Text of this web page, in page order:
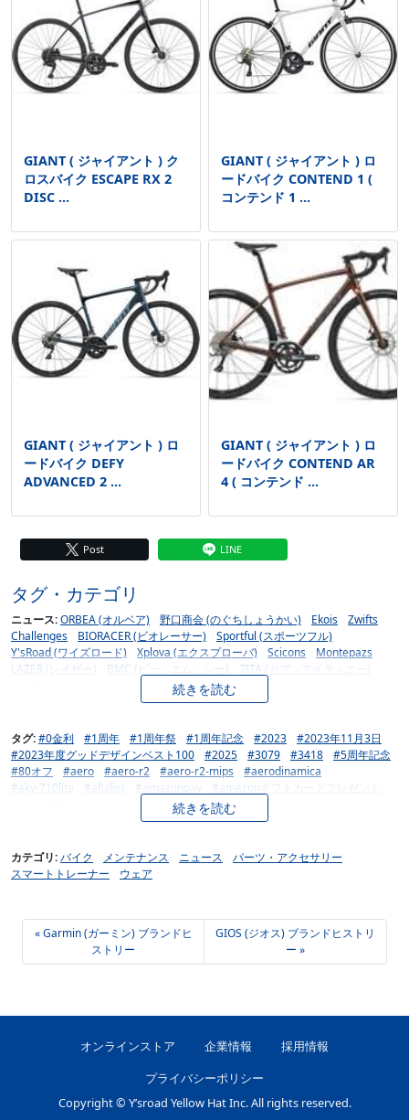
GIANT ( ジャイアント ) ク
ロスバイク ESCAPE RX 2
DISC ...
GIANT ( ジャイアント ) ロ
ードバイク CONTEND 1 (
コンテンド 1 ...
GIANT ( ジャイアント ) ロ
ードバイク DEFY
ADVANCED 2 ...
GIANT ( ジャイアント ) ロ
ードバイク CONTEND AR
4 ( コンテンド ...
Post LINE
タグ・カテゴリ
続きを読む
ニュース:ORBEA (オルベア) 野口商会 (のぐちしょうかい) Ekois
Zwifts
Challenges
BIORACER (ビオレーサー)
Sportful (スポーツフル)
Y'sRoad (ワイズロード)
Xplova (エクスプローバ) Scicons
Montepazs
LAZER (レイザー)
BMC (ビー・エム・シー)
7ITA (セブンアイティエー)
ARAYA (アラヤ)
atran velo (アトラン ヴェロ)
BELL (ベル) BESV (ベスビー)
Bianchi (ビアンキ)
BL (バイシクルライン)
Blackburn (ブラックバーン)
Bontrager (ボントレガー)
BOOST Series (ブースト シリーズ)
BOTTECCHIA (ボッテキア)
Brompton (ブロンプトン)
BRUNO (ブルーノ)
busch + muller (ブッシュ＆ミューラー)
Camelbak(キャメルバック)
Campagnolo (カンパニョーロ)
Cannondale (キャノンデール)
CARBONDRY JAPAN (カーボンドライジャパン)
CARRERA (カレラ)
cervelo (サーヴェロ)
cinelli (チネリ)
CIPOLLINI (チポッリーニ)
COLNAGO (コルナゴ)
Continental (コンチネンタル)
corratec (コラテック)
CRAFT (クラフト)
crankbrothers (クランクブラザーズ)
deuter (ドイター)
DMT (ディーエムティー)
DOTOUT (ドットアウト)
ELITE (エリート)
ERGON (エルゴン) FELT (フェルト)
fi'zi:k (フィジーク)
FINISHLINE (フィニッシュライン)
FOCUS (フォーカス)
FUJI (フジ)
FULCRUM (フルクラム)
GAERNE (ガエルネ)
Garmin (ガーミン)
Hutchinson Cycling Dept. (ハッチンソン サイクリング デプト)
Kabuto (カブト)
KAPELMUUR (カペルミュール)
KASK (カスク)
LAPIERRE (ラピエール)
le coq sportif (ルコックスポルティフ)
LEZYNE (リザイン)
Lightweight (ライトウェイト)
続きを読む
タグ:#0金利 #1周年 #1周年祭 #1周年記念 #2023
#2023年11月3日
#2023年度グッドデザインベスト100
#2025 #3079 #3418
#5周年記念
#80オフ
#aero #aero-r2 #aero-r2-mips
#aerodinamica
#aky-710lite
#altalist #amazonpay
#amazonギフトカードプレゼント
#antares-carbon-road-cockpit
#banana-works #bell
#bmx
#bora #bora-ultra #breath-thermo #bridgestone
#brompton
#c68
#c68-gravel #c68allroad
#chrome
#cipollini #colnago #colnagojapan #cooling
#corratec
#cosmic
#crossbike
#cycle-mode-ride-osaka-2024
#cycle-mode-tokyo-2024
#dura-ace
#evvai
#fa1 #fa1-narrow #fa2 #falux
#farna-disc-tiagra-e
#h-498
#h4 #heatstroke #hiro #hoken #honda #icu
#itaca
#jbcfフェミニンツアー
#jpq #jフェミニンツアー #kabuto
#kapelmuur
#libero #limited #line
#line公式アカウント
#liqui-moly
#madone #maglia-rosa #mantus-27-trk
#mavic
カテゴリ:バイク メンテナンス ニュース
パーツ・アクセサリー
スマートトレーナー
ウェア
« Garmin (ガーミン) ブランドヒ
ストリー
GIOS (ジオス) ブランドヒストリ
ー »
オンラインストア 企業情報
採用情報
プライバシーポリシー
Copyright © Y’sroad Yellow Hat Inc. All rights reserved.